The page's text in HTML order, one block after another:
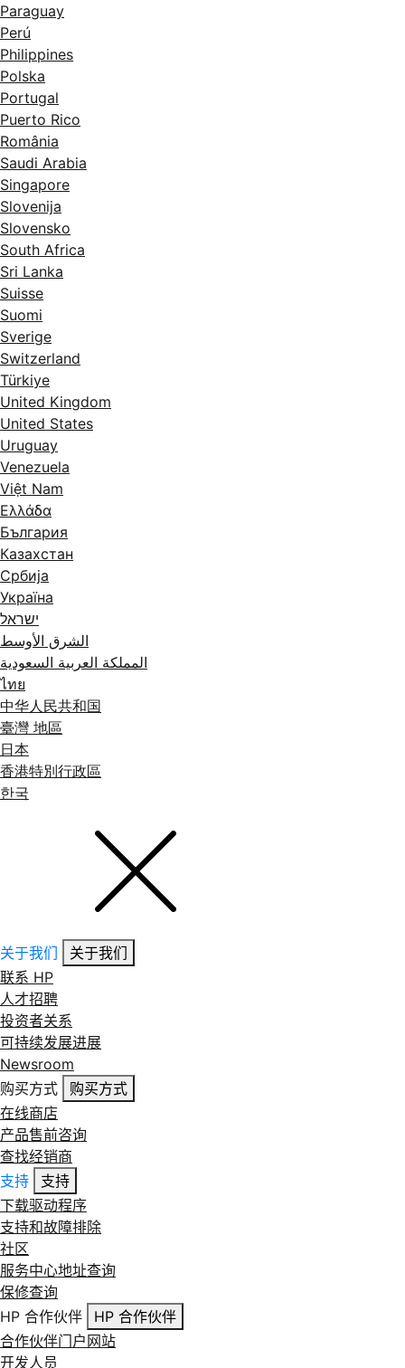
Paraguay
Perú
Philippines
Polska
Portugal
Puerto Rico
România
Saudi Arabia
Singapore
Slovenija
Slovensko
South Africa
Sri Lanka
Suisse
Suomi
Sverige
Switzerland
Türkiye
United Kingdom
United States
Uruguay
Venezuela
Việt Nam
Ελλάδα
България
Казахстан
Србија
Україна
ישראל
الشرق الأوسط
المملكة العربية السعودية
ไทย
中华人民共和国
臺灣 地區
日本
香港特別行政區
한국
关于我们
关于我们
联系 HP
人才招聘
投资者关系
可持续发展进展
Newsroom
购买方式
购买方式
在线商店
产品售前咨询
查找经销商
支持
支持
下载驱动程序
支持和故障排除
社区
服务中心地址查询
保修查询
HP 合作伙伴
HP 合作伙伴
合作伙伴门户网站
开发人员